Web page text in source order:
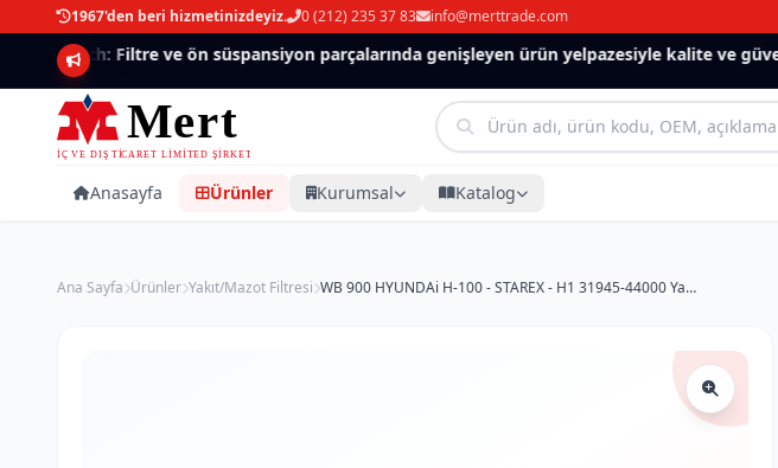
1967'den beri hizmetinizdeyiz. 0 (212) 235 37 83 info@merttrade.com
Mannlich: Filtre ve ön süspansiyon parçalarında genişleyen ürün yelpazesiyle kalite ve güven.
Anasayfa Ürünler Kurumsal Katalog
Ana Sayfa Ürünler Yakıt/Mazot Filtresi WB 900 HYUNDAi H-100 - STAREX - H1 31945-44000 Yakıt/Mazot Filtresi